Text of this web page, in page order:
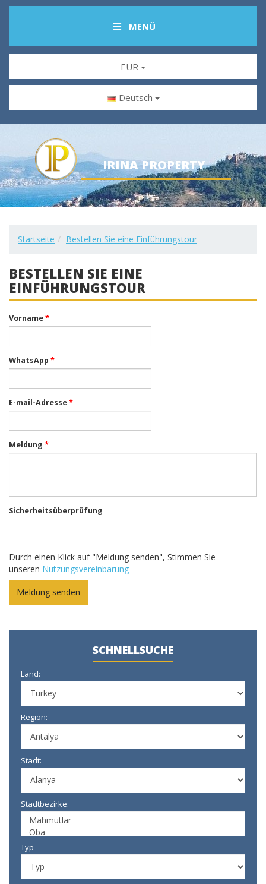
MENÜ
EUR
Deutsch
IRINA PROPERTY
Startseite Bestellen Sie eine Einführungstour
BESTELLEN SIE EINE
EINFÜHRUNGSTOUR
Vorname*
WhatsApp *
E-mail-Adresse*
Meldung *
Sicherheitsüberprüfung
Durch einen Klick auf "Meldung senden", Stimmen Sie
unseren Nutzungsvereinbarung
SCHNELLSUCHE
Land:
Region:
Stadt:
Stadtbezirke:
Typ